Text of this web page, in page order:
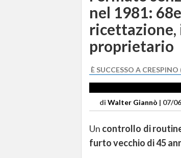
nel 1981:
ricettazione,
proprietario
È SUCCESSO A
di Walter Giannò | 07/
Un controllo di
furto vecchio di 45